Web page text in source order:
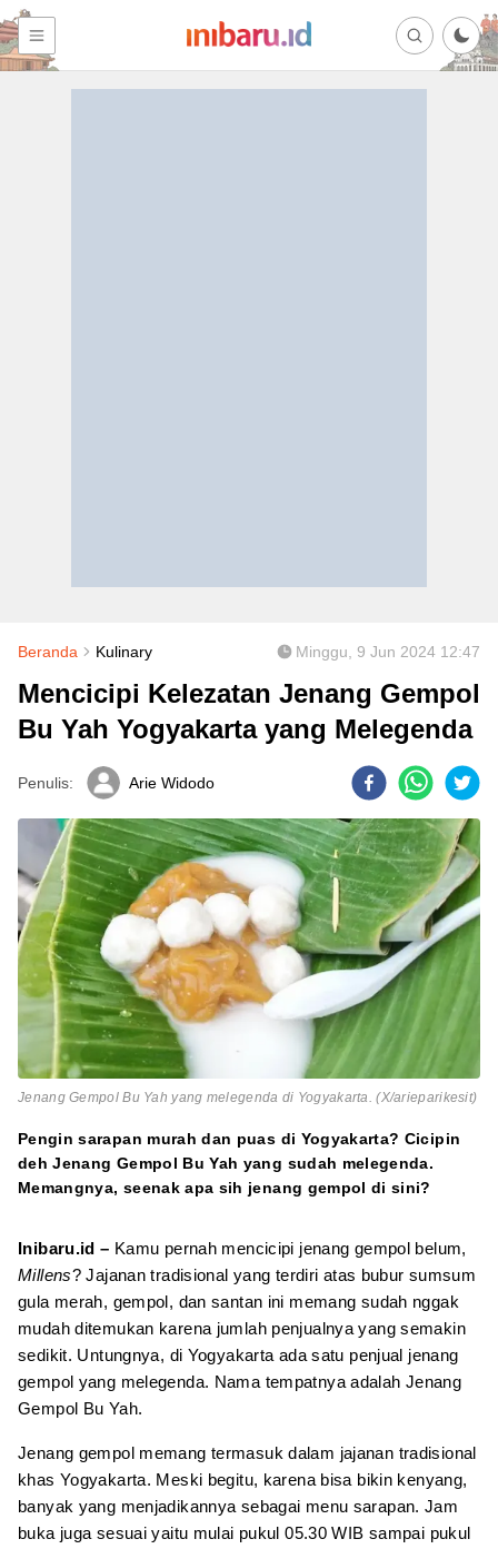
Beranda Kulinary Minggu, 9 Jun 2024 12:47
Mencicipi Kelezatan Jenang Gempol
Bu Yah Yogyakarta yang Melegenda
Penulis: Arie Widodo
Jenang Gempol Bu Yah yang melegenda di Yogyakarta. (X/arieparikesit)
Pengin sarapan murah dan puas di Yogyakarta? Cicipin
deh Jenang Gempol Bu Yah yang sudah melegenda.
Memangnya, seenak apa sih jenang gempol di sini?
Inibaru.id – Kamu pernah mencicipi jenang gempol belum,
Millens? Jajanan tradisional yang terdiri atas bubur sumsum
gula merah, gempol, dan santan ini memang sudah nggak
mudah ditemukan karena jumlah penjualnya yang semakin
sedikit. Untungnya, di Yogyakarta ada satu penjual jenang
gempol yang melegenda. Nama tempatnya adalah Jenang
Gempol Bu Yah.
Jenang gempol memang termasuk dalam jajanan tradisional
khas Yogyakarta. Meski begitu, karena bisa bikin kenyang,
banyak yang menjadikannya sebagai menu sarapan. Jam
buka juga sesuai yaitu mulai pukul 05.30 WIB sampai pukul